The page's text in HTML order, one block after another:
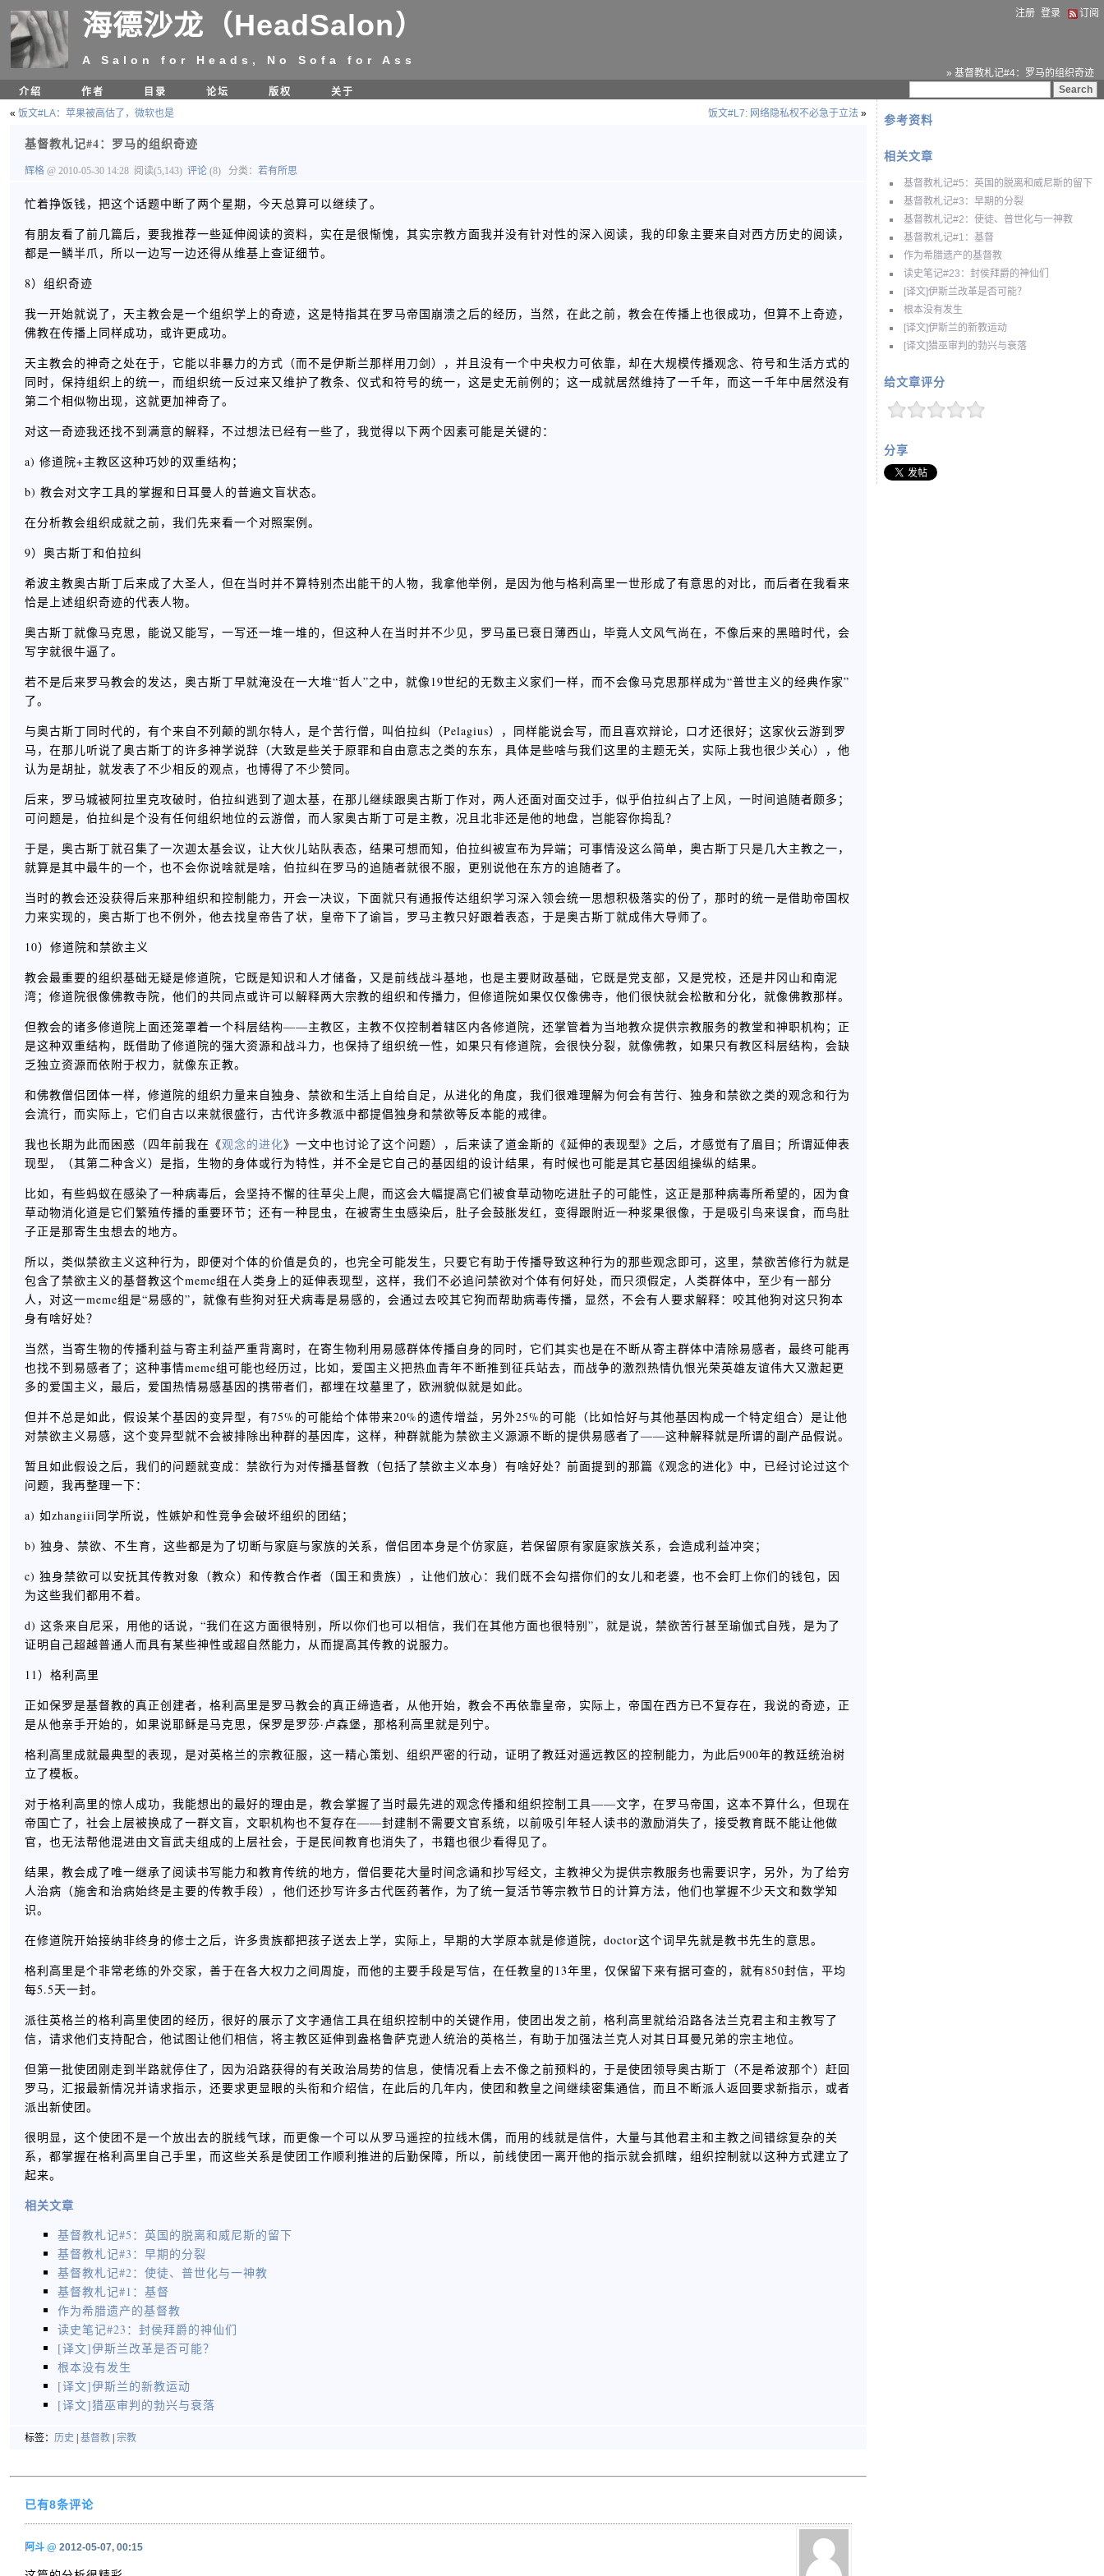
海德沙龙（HeadSalon）
A Salon for Heads, No Sofa for Ass
注册 登录 订阅
» 基督教札记#4：罗马的组织奇迹
介绍
作者 目录 论坛 版权 关于
参考资料
相关文章
基督教札记#5：英国的脱离和威尼斯的留下
基督教札记#3：早期的分裂
基督教札记#2：使徒、普世化与一神教
基督教札记#1：基督
作为希腊遗产的基督教
读史笔记#23：封侯拜爵的神仙们
[译文]伊斯兰改革是否可能？
根本没有发生
[译文]伊斯兰的新教运动
[译文]猎巫审判的勃兴与衰落
给文章评分
分享
« 饭文#LA：苹果被高估了，微软也是 饭文#L7: 网络隐私权不必急于立法 »
基督教札记#4：罗马的组织奇迹
辉格 @ 2010-05-30 14:28 阅读(5,143) 评论 (8) 分类： 若有所思
忙着挣饭钱，把这个话题中断了两个星期，今天总算可以继续了。
有朋友看了前几篇后，要我推荐一些延伸阅读的资料，实在是很惭愧，其实宗教方面我并没有针对性的深入阅读，我的印象主要来自对西方历史的阅读，
都是一鳞半爪，所以一边写一边还得从维基上查证细节。
8）组织奇迹
我一开始就说了，天主教会是一个组织学上的奇迹，这是特指其在罗马帝国崩溃之后的经历，当然，在此之前，教会在传播上也很成功，但算不上奇迹，
佛教在传播上同样成功，或许更成功。
天主教会的神奇之处在于，它能以非暴力的方式（而不是伊斯兰那样用刀剑），并且没有一个中央权力可依靠，却在大规模传播观念、符号和生活方式的
同时，保持组织上的统一，而组织统一反过来又维护了教条、仪式和符号的统一，这是史无前例的；这一成就居然维持了一千年，而这一千年中居然没有
第二个相似物出现，这就更加神奇了。
对这一奇迹我还找不到满意的解释，不过想法已经有一些了，我觉得以下两个因素可能是关键的：
a) 修道院+主教区这种巧妙的双重结构；
b) 教会对文字工具的掌握和日耳曼人的普遍文盲状态。
在分析教会组织成就之前，我们先来看一个对照案例。
9）奥古斯丁和伯拉纠
希波主教奥古斯丁后来成了大圣人，但在当时并不算特别杰出能干的人物，我拿他举例，是因为他与格利高里一世形成了有意思的对比，而后者在我看来
恰是上述组织奇迹的代表人物。
奥古斯丁就像马克思，能说又能写，一写还一堆一堆的，但这种人在当时并不少见，罗马虽已衰日薄西山，毕竟人文风气尚在，不像后来的黑暗时代，会
写字就很牛逼了。
若不是后来罗马教会的发达，奥古斯丁早就淹没在一大堆“哲人”之中，就像19世纪的无数主义家们一样，而不会像马克思那样成为“普世主义的经典作家”
了。
与奥古斯丁同时代的，有个来自不列颠的凯尔特人，是个苦行僧，叫伯拉纠（Pelagius），同样能说会写，而且喜欢辩论，口才还很好；这家伙云游到罗
马，在那儿听说了奥古斯丁的许多神学说辞（大致是些关于原罪和自由意志之类的东东，具体是些啥与我们这里的主题无关，实际上我也很少关心），他
认为是胡扯，就发表了不少相反的观点，也博得了不少赞同。
后来，罗马城被阿拉里克攻破时，伯拉纠逃到了迦太基，在那儿继续跟奥古斯丁作对，两人还面对面交过手，似乎伯拉纠占了上风，一时间追随者颇多；
可问题是，伯拉纠是个没有任何组织地位的云游僧，而人家奥古斯丁可是主教，况且北非还是他的地盘，岂能容你捣乱？
于是，奥古斯丁就召集了一次迦太基会议，让大伙儿站队表态，结果可想而知，伯拉纠被宣布为异端；可事情没这么简单，奥古斯丁只是几大主教之一，
就算是其中最牛的一个，也不会你说啥就是啥，伯拉纠在罗马的追随者就很不服，更别说他在东方的追随者了。
当时的教会还没获得后来那种组织和控制能力，开会一决议，下面就只有通报传达组织学习深入领会统一思想积极落实的份了，那时的统一是借助帝国权
力来实现的，奥古斯丁也不例外，他去找皇帝告了状，皇帝下了谕旨，罗马主教只好跟着表态，于是奥古斯丁就成伟大导师了。
10）修道院和禁欲主义
教会最重要的组织基础无疑是修道院，它既是知识和人才储备，又是前线战斗基地，也是主要财政基础，它既是党支部，又是党校，还是井冈山和南泥
湾；修道院很像佛教寺院，他们的共同点或许可以解释两大宗教的组织和传播力，但修道院如果仅仅像佛寺，他们很快就会松散和分化，就像佛教那样。
但教会的诸多修道院上面还笼罩着一个科层结构——主教区，主教不仅控制着辖区内各修道院，还掌管着为当地教众提供宗教服务的教堂和神职机构；正
是这种双重结构，既借助了修道院的强大资源和战斗力，也保持了组织统一性，如果只有修道院，会很快分裂，就像佛教，如果只有教区科层结构，会缺
乏独立资源而依附于权力，就像东正教。
和佛教僧侣团体一样，修道院的组织力量来自独身、禁欲和生活上自给自足，从进化的角度，我们很难理解为何会有苦行、独身和禁欲之类的观念和行为
会流行，而实际上，它们自古以来就很盛行，古代许多教派中都提倡独身和禁欲等反本能的戒律。
我也长期为此而困惑（四年前我在《观念的进化》一文中也讨论了这个问题），后来读了道金斯的《延伸的表现型》之后，才感觉有了眉目；所谓延伸表
现型，（其第二种含义）是指，生物的身体或行为特性，并不全是它自己的基因组的设计结果，有时候也可能是其它基因组操纵的结果。
比如，有些蚂蚁在感染了一种病毒后，会坚持不懈的往草尖上爬，而这会大幅提高它们被食草动物吃进肚子的可能性，这正是那种病毒所希望的，因为食
草动物消化道是它们繁殖传播的重要环节；还有一种昆虫，在被寄生虫感染后，肚子会鼓胀发红，变得跟附近一种浆果很像，于是吸引鸟来误食，而鸟肚
子正是那寄生虫想去的地方。
所以，类似禁欲主义这种行为，即便对个体的价值是负的，也完全可能发生，只要它有助于传播导致这种行为的那些观念即可，这里，禁欲苦修行为就是
包含了禁欲主义的基督教这个meme组在人类身上的延伸表现型，这样，我们不必追问禁欲对个体有何好处，而只须假定，人类群体中，至少有一部分
人，对这一meme组是“易感的”，就像有些狗对狂犬病毒是易感的，会通过去咬其它狗而帮助病毒传播，显然，不会有人要求解释：咬其他狗对这只狗本
身有啥好处？
当然，当寄生物的传播利益与寄主利益严重背离时，在寄生物利用易感群体传播自身的同时，它们其实也是在不断从寄主群体中清除易感者，最终可能再
也找不到易感者了；这种事情meme组可能也经历过，比如，爱国主义把热血青年不断推到征兵站去，而战争的激烈热情仇恨光荣英雄友谊伟大又激起更
多的爱国主义，最后，爱国热情易感基因的携带者们，都埋在坟墓里了，欧洲貌似就是如此。
但并不总是如此，假设某个基因的变异型，有75%的可能给个体带来20%的遗传增益，另外25%的可能（比如恰好与其他基因构成一个特定组合）是让他
对禁欲主义易感，这个变异型就不会被排除出种群的基因库，这样，种群就能为禁欲主义源源不断的提供易感者了——这种解释就是所谓的副产品假说。
暂且如此假设之后，我们的问题就变成：禁欲行为对传播基督教（包括了禁欲主义本身）有啥好处？前面提到的那篇《观念的进化》中，已经讨论过这个
问题，我再整理一下：
a) 如zhangiii同学所说，性嫉妒和性竞争会破坏组织的团结；
b) 独身、禁欲、不生育，这些都是为了切断与家庭与家族的关系，僧侣团本身是个仿家庭，若保留原有家庭家族关系，会造成利益冲突；
c) 独身禁欲可以安抚其传教对象（教众）和传教合作者（国王和贵族），让他们放心：我们既不会勾搭你们的女儿和老婆，也不会盯上你们的钱包，因
为这些我们都用不着。
d) 这条来自尼采，用他的话说，“我们在这方面很特别，所以你们也可以相信，我们在其他方面也很特别”，就是说，禁欲苦行甚至瑜伽式自残，是为了
证明自己超越普通人而具有某些神性或超自然能力，从而提高其传教的说服力。
11）格利高里
正如保罗是基督教的真正创建者，格利高里是罗马教会的真正缔造者，从他开始，教会不再依靠皇帝，实际上，帝国在西方已不复存在，我说的奇迹，正
是从他亲手开始的，如果说耶稣是马克思，保罗是罗莎·卢森堡，那格利高里就是列宁。
格利高里成就最典型的表现，是对英格兰的宗教征服，这一精心策划、组织严密的行动，证明了教廷对遥远教区的控制能力，为此后900年的教廷统治树
立了模板。
对于格利高里的惊人成功，我能想出的最好的理由是，教会掌握了当时最先进的观念传播和组织控制工具——文字，在罗马帝国，这本不算什么，但现在
帝国亡了，社会上层被换成了一群文盲，文职机构也不复存在——封建制不需要文官系统，以前吸引年轻人读书的激励消失了，接受教育既不能让他做
官，也无法帮他混进由文盲武夫组成的上层社会，于是民间教育也消失了，书籍也很少看得见了。
结果，教会成了唯一继承了阅读书写能力和教育传统的地方，僧侣要花大量时间念诵和抄写经文，主教神父为提供宗教服务也需要识字，另外，为了给穷
人治病（施舍和治病始终是主要的传教手段），他们还抄写许多古代医药著作，为了统一复活节等宗教节日的计算方法，他们也掌握不少天文和数学知
识。
在修道院开始接纳非终身的修士之后，许多贵族都把孩子送去上学，实际上，早期的大学原本就是修道院，doctor这个词早先就是教书先生的意思。
格利高里是个非常老练的外交家，善于在各大权力之间周旋，而他的主要手段是写信，在任教皇的13年里，仅保留下来有据可查的，就有850封信，平均
每5.5天一封。
派往英格兰的格利高里使团的经历，很好的展示了文字通信工具在组织控制中的关键作用，使团出发之前，格利高里就给沿路各法兰克君主和主教写了
信，请求他们支持配合，他试图让他们相信，将主教区延伸到盎格鲁萨克逊人统治的英格兰，有助于加强法兰克人对其日耳曼兄弟的宗主地位。
但第一批使团刚走到半路就停住了，因为沿路获得的有关政治局势的信息，使情况看上去不像之前预料的，于是使团领导奥古斯丁（不是希波那个）赶回
罗马，汇报最新情况并请求指示，还要求更显眼的头衔和介绍信，在此后的几年内，使团和教皇之间继续密集通信，而且不断派人返回要求新指示，或者
派出新使团。
很明显，这个使团不是一个放出去的脱线气球，而更像一个可以从罗马遥控的拉线木偶，而用的线就是信件，大量与其他君主和主教之间错综复杂的关
系，都掌握在格利高里自己手里，而这些关系是使团工作顺利推进的后勤保障，所以，前线使团一离开他的指示就会抓瞎，组织控制就以这种方式建立了
起来。
相关文章
基督教札记#5：英国的脱离和威尼斯的留下
基督教札记#3：早期的分裂
基督教札记#2：使徒、普世化与一神教
基督教札记#1：基督
作为希腊遗产的基督教
读史笔记#23：封侯拜爵的神仙们
[译文]伊斯兰改革是否可能？
根本没有发生
[译文]伊斯兰的新教运动
[译文]猎巫审判的勃兴与衰落
标签： 历史 基督教 宗教
已有8条评论
阿斗 @ 2012-05-07, 00:15